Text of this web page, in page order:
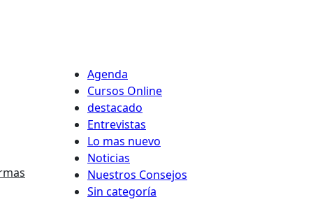
Agenda
Cursos Online
destacado
Entrevistas
Lo mas nuevo
Noticias
Nuestros Consejos
Sin categoría